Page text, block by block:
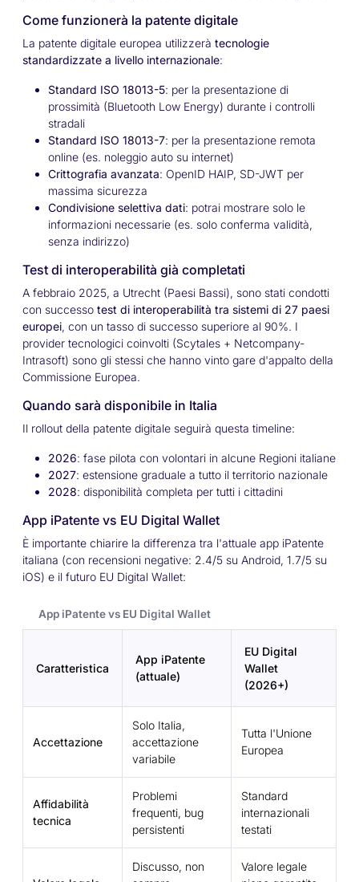
Come funzionerà la patente digitale
La patente digitale europea utilizzerà tecnologie
standardizzate a livello internazionale:
Standard ISO 18013-5: per la presentazione di
prossimità (Bluetooth Low Energy) durante i controlli
stradali
Standard ISO 18013-7: per la presentazione remota
online (es. noleggio auto su internet)
Crittografia avanzata: OpenID HAIP, SD-JWT per
massima sicurezza
Condivisione selettiva dati: potrai mostrare solo le
informazioni necessarie (es. solo conferma validità,
senza indirizzo)
Test di interoperabilità già completati
A febbraio 2025, a Utrecht (Paesi Bassi), sono stati condotti
con successo test di interoperabilità tra sistemi di 27 paesi
europei, con un tasso di successo superiore al 90%. I
provider tecnologici coinvolti (Scytales + Netcompany-
Intrasoft) sono gli stessi che hanno vinto gare d'appalto della
Commissione Europea.
Quando sarà disponibile in Italia
Il rollout della patente digitale seguirà questa timeline:
2026: fase pilota con volontari in alcune Regioni italiane
2027: estensione graduale a tutto il territorio nazionale
2028: disponibilità completa per tutti i cittadini
App iPatente vs EU Digital Wallet
È importante chiarire la differenza tra l'attuale app iPatente
italiana (con recensioni negative: 2.4/5 su Android, 1.7/5 su
iOS) e il futuro EU Digital Wallet:
App iPatente vs EU Digital Wallet
Caratteristica
App iPatente
(attuale)
EU Digital
Wallet
(2026+)
Accettazione
Solo Italia,
accettazione
variabile
Tutta l'Unione
Europea
Affidabilità
tecnica
Problemi
frequenti, bug
persistenti
Standard
internazionali
testati
Discusso, non
Valore legale